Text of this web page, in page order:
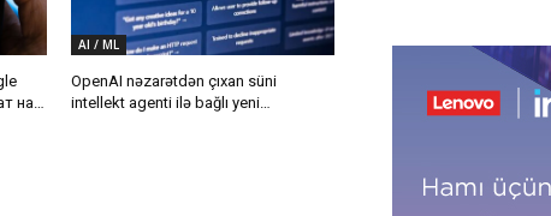
на
AI / ML
OpenAI nəzarətdən çıxan süni
intellekt agenti ilə bağlı yeni